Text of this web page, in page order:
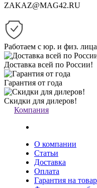
ZAKAZ@MAG42.RU
Работаем с юр. и физ.
Доставка всей по России!
Гарантия от года
Скидки для дилеров!
Компания
О компании
Статьи
Доставка
Оплата
Гарантия на товар